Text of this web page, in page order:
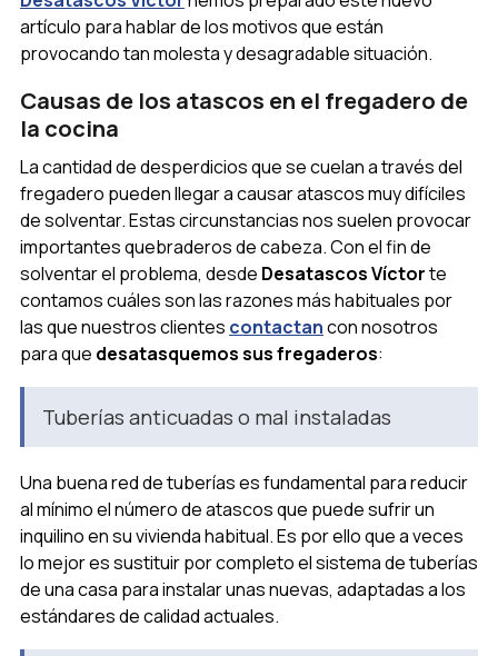
artículo para hablar de los motivos que están
provocando tan molesta y desagradable situación.
Causas de los atascos en el fregadero de
la cocina
La cantidad de desperdicios que se cuelan a través del
fregadero pueden llegar a causar atascos muy difíciles
de solventar. Estas circunstancias nos suelen provocar
importantes quebraderos de cabeza. Con el fin de
solventar el problema, desde Desatascos Víctorte
contamos cuáles son las razones más habituales por
las que nuestros clientes contactancon nosotros
para que desatasquemos sus fregaderos:
Tuberías anticuadas o mal instaladas
Una buena red de tuberías es fundamental para reducir
al mínimo el número de atascos que puede sufrir un
inquilino en su vivienda habitual. Es por ello que a veces
lo mejor es sustituir por completo el sistema de tuberías
de una casa para instalar unas nuevas, adaptadas a los
estándares de calidad actuales.